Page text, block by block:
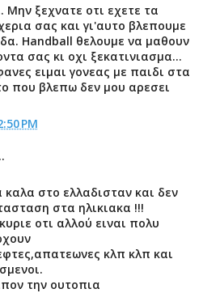
Μην ξεχνατε οτι εχετε τα
σας και γι'αυτο βλεπουμε
Handball θελουμε να μαθουν
σας κι οχι ξεκατινιασμα...
ειμαι γονεας με παιδι στα
που βλεπω δεν μου αρεσει
PM
καλα στο ελλαδισταν και δεν
στα ηλικιακα !!!
οτι αλλού ειναι πολυ
κλπ κλπ και
την ουτοπια